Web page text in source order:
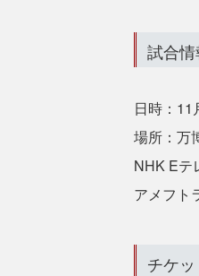
試合情
日時：
場所：万
NHK E
アメフ
チケ